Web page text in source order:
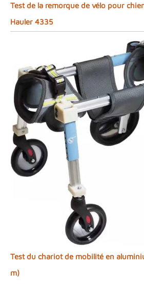
Test de la remorque de vélo pour
Hauler 4335
Test du chariot de mobilité en
m)